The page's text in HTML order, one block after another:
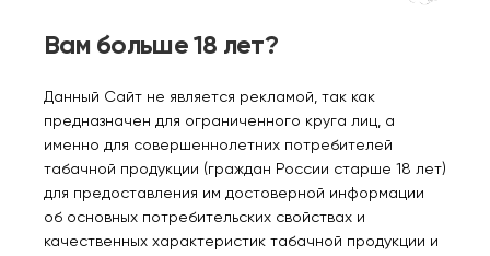
VOZOL GEAR 6000 Киви
770₽
Уведомить
VOZOL GEAR 6000
770₽
Уведомить
Вам больше 18 лет?
Данный Сайт не является рекламой, так как
предназначен для ограниченного круга лиц, а
именно для совершеннолетних потребителей
табачной продукции (граждан России старше 18 лет)
для предоставления им достоверной информации
об основных потребительских свойствах и
качественных характеристик табачной продукции и